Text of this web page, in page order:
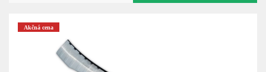
Akčná cena